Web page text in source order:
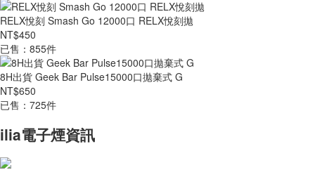
RELX悅刻 Smash Go 12000口 RELX悅刻拋
NT$450
已售：855件
8H出貨 Geek Bar Pulse15000口拋棄式 G
NT$650
已售：725件
ilia電子煙資訊